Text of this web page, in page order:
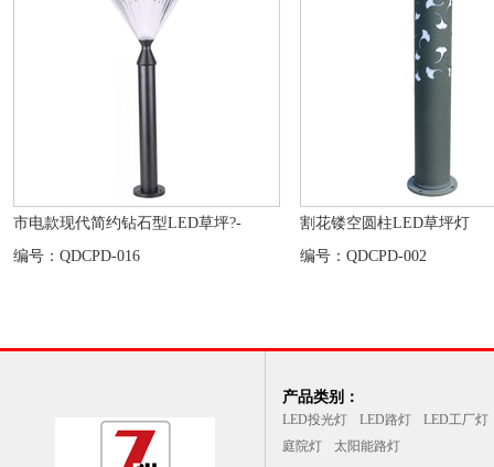
市电款现代简约钻石型LED草坪?-
编号：QDCPD-016
割花镂空圆柱LED草坪灯
编号：QDCPD-002
产品类别：
LED投光灯 LED路灯
LED工厂灯
庭院灯
太阳能路灯